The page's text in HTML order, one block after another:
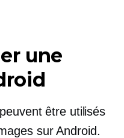
une
être utilisés
sur Android.